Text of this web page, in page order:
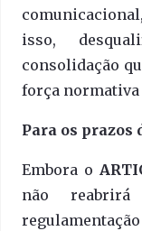
isso,
consolidação
força normativa
Para os
Embora o
não